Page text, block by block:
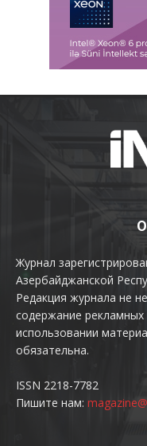
Журнал
Азербайджанской
Редакция журнала не
содержание
использовании
обязательна.
ISSN 2218-7782
Пишите нам: